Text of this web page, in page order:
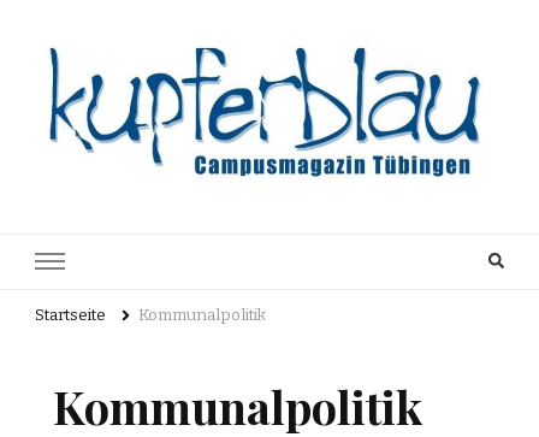
Archiv
Startseite Kommunalpolitik
Kommunalpolitik